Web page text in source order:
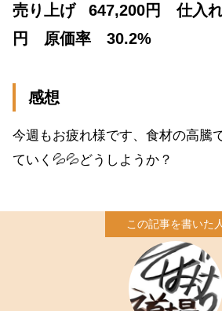
売り上げ
647,200円 仕入
円 原価率 30.2%
感想
今週もお疲れ様です、食材の高騰
ていく💦💦どうしようか？